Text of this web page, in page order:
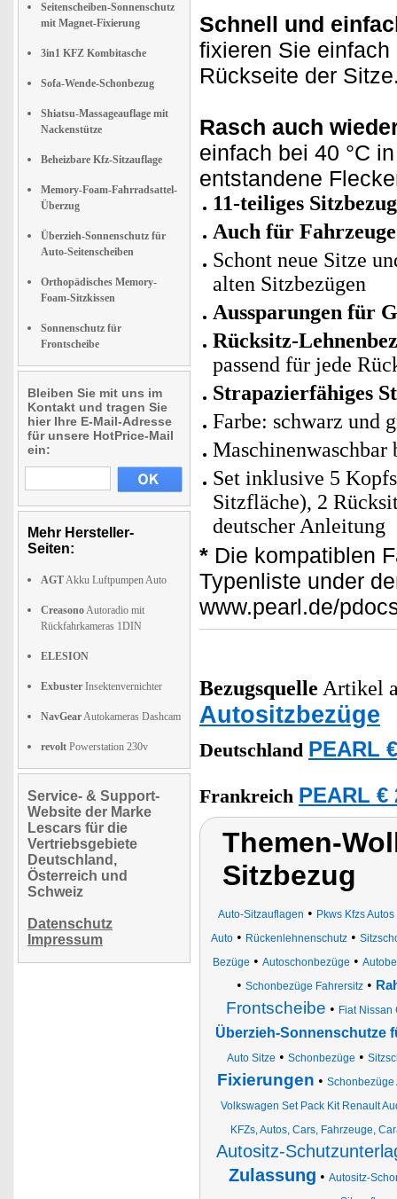
Seitenscheiben-Sonnenschutz
mit Magnet-Fixierung
3in1 KFZ Kombitasche
Sofa-Wende-Schonbezug
Shiatsu-Massageauflage mit
Nackenstütze
Beheizbare Kfz-Sitzauflage
Memory-Foam-Fahrradsattel-
Überzug
Überzieh-Sonnenschutz für
Auto-Seitenscheiben
Orthopädisches Memory-
Foam-Sitzkissen
Sonnenschutz für
Frontscheibe
Bleiben Sie mit uns im
Kontakt und tragen Sie
hier Ihre E-Mail-Adresse
für unsere HotPrice-Mail
ein:
Mehr Hersteller-
Seiten:
AGTAkku Luftpumpen Auto
CreasonoAutoradio mit
Rückfahrkameras 1DIN
ELESION
Exbuster Insektenvernichter
NavGearAutokameras Dashcam
revolt Powerstation 230v
Service- & Support-
Website der Marke
Lescars für die
Vertriebsgebiete
Deutschland,
Österreich und
Schweiz
Datenschutz
Impressum
Schnell und
fixieren Sie
Rückseite der
Rasch auch
einfach bei 40 °C
entstandene
11-teiliges
Auch für
Schont neue Sitze
alten Sitzbezügen
Aussparungen für
Rücksitz-
passend für jede
Strapazierfähiges
Farbe: schwarz und
Maschinenwaschbar
Set inklusive 5
Sitzfläche), 2
deutscher Anleitung
* Die kompatiblen
Typenliste under
www.pearl.de/
Bezugsquelle Artikel
Autositzbezüge
Deutschland PEARL
Frankreich PEARL €
Themen-
Sitzbezug
Auto-Sitzauflagen • Pkws Kfzs
Auto • Rückenlehnenschutz •
Bezüge • Autoschonbezüge •
• Schonbezüge Fahrersitz•
Frontscheibe • Fiat Nissan
Überzieh-Sonnenschutze
Auto Sitze • Schonbezüge •
Fixierungen • Schonbezüge
Volkswagen Set Pack Kit Renault
KFZs, Autos, Cars, Fahrzeuge,
Autositz-
Zulassung • Autositz-